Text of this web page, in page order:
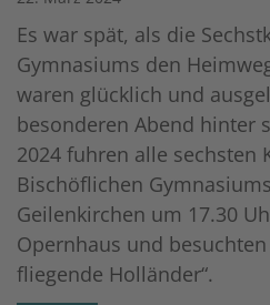
Es war spät, als die
Gymnasiums den
waren glücklich und
besonderen Abend hinter
2024 fuhren alle sechsten
Bischöflichen
Geilenkirchen um 17.30
Opernhaus und besuchten
fliegende Holländer“.